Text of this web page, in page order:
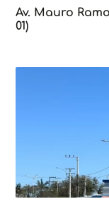
Av. Mauro
01)